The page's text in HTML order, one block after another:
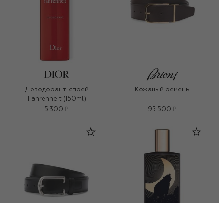
Дезодорант-спрей
Fahrenheit (150ml)
5 300 ₽
Кожаный ремень
95 500 ₽